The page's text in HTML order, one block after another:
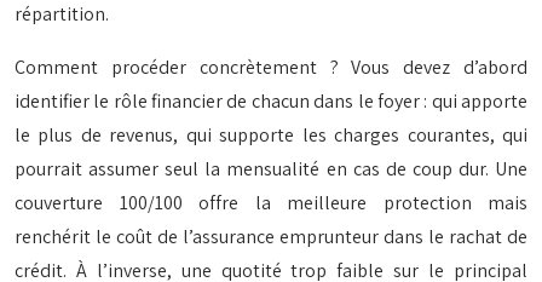
répartition.
Comment procéder concrètement ? Vous devez d’abord
identifier le rôle financier de chacun dans le foyer : qui apporte
le plus de revenus, qui supporte les charges courantes, qui
pourrait assumer seul la mensualité en cas de coup dur. Une
couverture 100/100 offre la meilleure protection mais
renchérit le coût de l’assurance emprunteur dans le rachat de
crédit. À l’inverse, une quotité trop faible sur le principal